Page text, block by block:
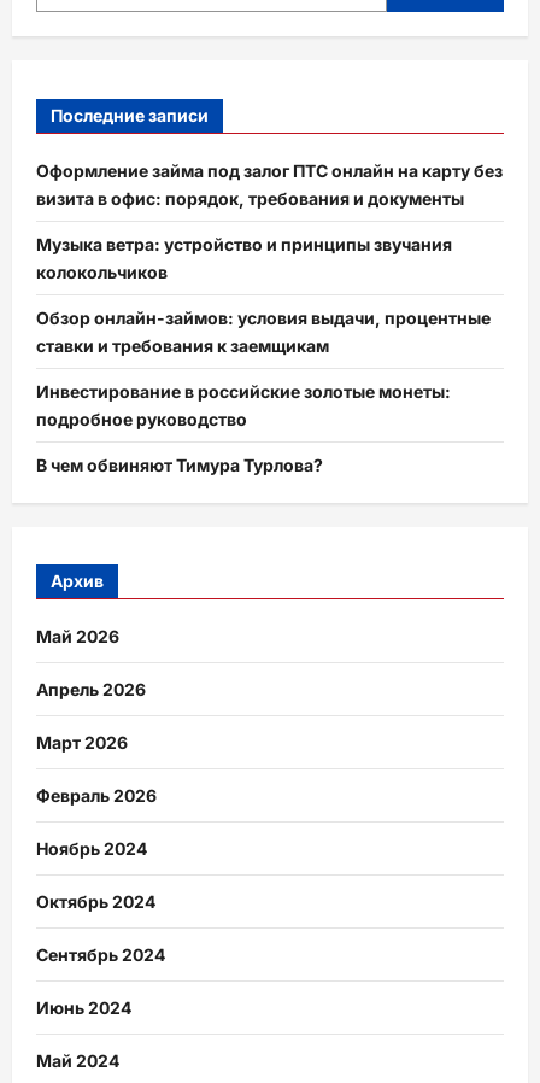
Последние записи
Оформление займа под залог ПТС онлайн на карту без
визита в офис: порядок, требования и документы
Музыка ветра: устройство и принципы звучания
колокольчиков
Обзор онлайн-займов: условия выдачи, процентные
ставки и требования к заемщикам
Инвестирование в российские золотые монеты:
подробное руководство
В чем обвиняют Тимура Турлова?
Архив
Май 2026
Апрель 2026
Март 2026
Февраль 2026
Ноябрь 2024
Октябрь 2024
Сентябрь 2024
Июнь 2024
Май 2024